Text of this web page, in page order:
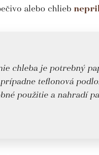
alebo chlieb
chleba je potrebný
teflonová
použitie a nahradí